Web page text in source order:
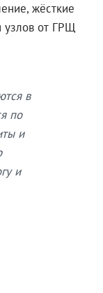
жёсткие
узлов от ГРЩ
в
по
и
и